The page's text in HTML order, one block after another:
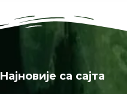
Најновије са сајта